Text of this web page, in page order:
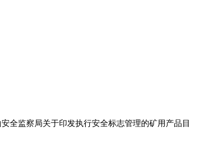
全监察局关于印发执行安全标志管理的矿用产品目